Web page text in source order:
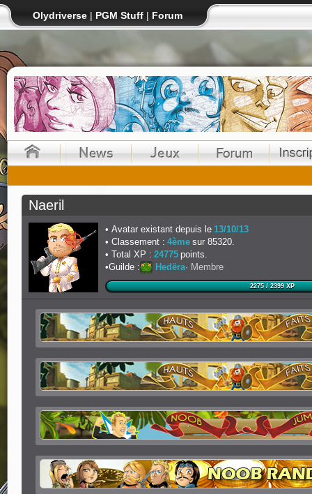
Olydriverse | PGM Stuff | Forum
Naeril
Avatar existant depuis le 13/10/13
Classement : 4ème sur 85320.
Total XP : 24775 points.
Guilde :
Hedëra Membre
2275 / 2399 XP